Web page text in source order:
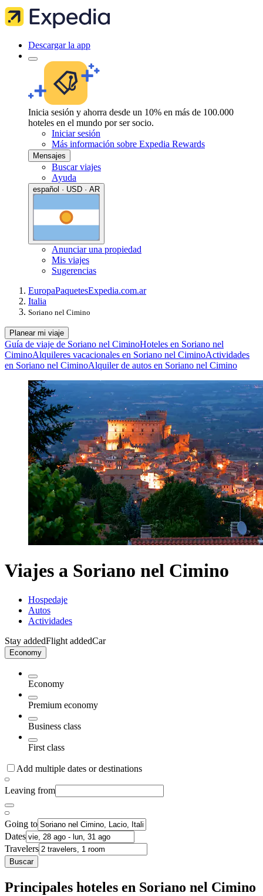
Descargar la app
Inicia sesión y ahorra desde un 10% en más de 100.000
hoteles en el mundo por ser socio.
Iniciar sesión
Más información sobre Expedia Rewards
Mensajes
Buscar viajes
Ayuda
español · USD · AR
Anunciar una propiedad
Mis viajes
Sugerencias
EuropaPaquetesExpedia.com.ar
Italia
Soriano nel Cimino
Planear mi viaje
Guía de viaje de Soriano nel CiminoHoteles en Soriano nel
CiminoAlquileres vacacionales en Soriano nel CiminoActividades
en Soriano nel CiminoAlquiler de autos en Soriano nel Cimino
Viajes a Soriano nel Cimino
Hospedaje
Autos
Actividades
Stay addedFlight addedCar
Economy
Economy
Premium economy
Business class
First class
Add multiple dates or destinations
Leaving from
Going to
Dates
Travelers
Buscar
Principales hoteles en Soriano nel Cimino